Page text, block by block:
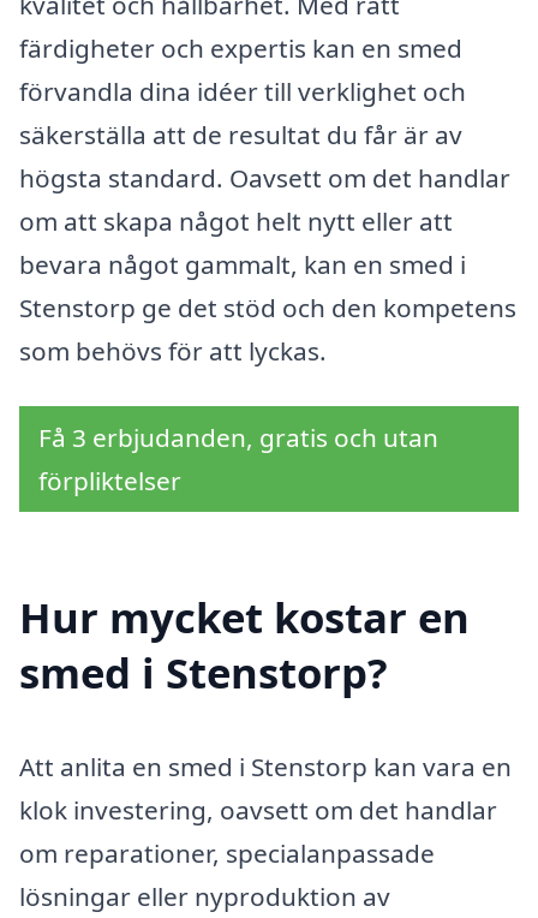
färdigheter och expertis kan en smed
förvandla dina idéer till verklighet och
säkerställa att de resultat du får är av
högsta standard. Oavsett om det handlar
om att skapa något helt nytt eller att
bevara något gammalt, kan en smed i
Stenstorp ge det stöd och den kompetens
som behövs för att lyckas.
Få 3 erbjudanden, gratis och utan
förpliktelser
Hur mycket kostar en
smed i Stenstorp?
Att anlita en smed i Stenstorp kan vara en
klok investering, oavsett om det handlar
om reparationer, specialanpassade
lösningar eller nyproduktion av